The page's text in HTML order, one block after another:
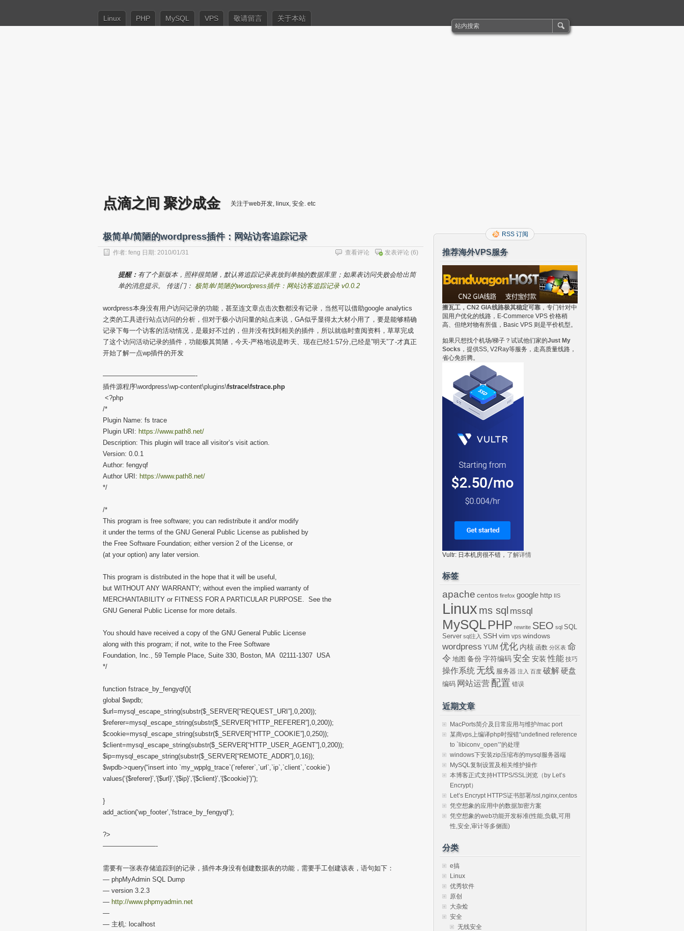
Linux PHP MySQL VPS 敬请留言 关于本站
点滴之间 聚沙成金 关注于web开发, linux, 安全. etc
极简单/简陋的wordpress插件：网站访客追踪记录
作者: feng 日期: 2010/01/31 发表评论 (6)
查看评论
提醒： 有了个新版本，照样很简陋，默认将追踪记录表放到单独的数据库里；如果表访问失败会给出简
单的消息提示。 传送门： 极简单/简陋的wordpress插件：网站访客追踪记录 v0.0.2
wordpress本身没有用户访问记录的功能，甚至连文章点击次数都没有记录，当然可以借助google analytics
之类的工具进行站点访问的分析，但对于极小访问量的站点来说，GA似乎显得太大材小用了，要是能够精确
记录下每一个访客的活动情况，是最好不过的，但并没有找到相关的插件，所以就临时查阅资料，草草完成
了这个访问活动记录的插件，功能极其简陋，今天-严格地说是昨天、现在已经1:57分,已经是”明天”了-才真正
开始了解一点wp插件的开发
——————————————-
插件源程序\wordpress\wp-content\plugins\fstrace\fstrace.php
<?php
/*
Plugin Name: fs trace
Plugin URI: https://www.path8.net/
Description: This plugin will trace all visitor’s visit action.
Version: 0.0.1
Author: fengyqf
Author URI: https://www.path8.net/
*/
/*
This program is free software; you can redistribute it and/or modify
it under the terms of the GNU General Public License as published by
the Free Software Foundation; either version 2 of the License, or
(at your option) any later version.
This program is distributed in the hope that it will be useful,
but WITHOUT ANY WARRANTY; without even the implied warranty of
MERCHANTABILITY or FITNESS FOR A PARTICULAR PURPOSE. See the
GNU General Public License for more details.
You should have received a copy of the GNU General Public License
along with this program; if not, write to the Free Software
Foundation, Inc., 59 Temple Place, Suite 330, Boston, MA 02111-1307 USA
*/
function fstrace_by_fengyqf(){
global $wpdb;
$url=mysql_escape_string(substr($_SERVER[“REQUEST_URI”],0,200));
$referer=mysql_escape_string(substr($_SERVER[“HTTP_REFERER”],0,200));
$cookie=mysql_escape_string(substr($_SERVER[“HTTP_COOKIE”],0,250));
$client=mysql_escape_string(substr($_SERVER[“HTTP_USER_AGENT”],0,200));
$ip=mysql_escape_string(substr($_SERVER[“REMOTE_ADDR”],0,16));
$wpdb->query(“insert into `my_wpplg_trace`(`referer`,`url`,`ip`,`client`,`cookie`)
values(‘{$referer}’,'{$url}’,'{$ip}’,'{$client}’,'{$cookie}’)”);
}
add_action(‘wp_footer’,’fstrace_by_fengyqf’);
?>
————————-
需要有一张表存储追踪到的记录，插件本身没有创建数据表的功能，需要手工创建该表，语句如下：
— phpMyAdmin SQL Dump
— version 3.2.3
— http://www.phpmyadmin.net
—
— 主机: localhost
RSS 订阅
推荐海外VPS服务
搬瓦工，CN2 GIA线路极其稳定可靠 ，专门针对中
国用户优化的线路，E-Commerce VPS 价格稍
高、但绝对物有所值，Basic VPS 则是平价机型。
如果只想找个机场/梯子？试试他们家的Just My
Socks ，提供SS, V2Ray等服务，走高质量线路，
省心免折腾。
Vultr: 日本机房很不错， 了解详情
标签
apache centos firefox google http IIS
Linux ms sql mssql
MySQLPHP rewrite SEO sql SQL
Server sql注入 SSH vim vps windows
wordpress YUM 优化 内核 函数 分区表 命
令 地图 备份 字符编码 安全 安装 性能 技巧
操作系统 无线 服务器 注入 百度 破解硬盘
编码 网站运营 配置 错误
近期文章
MacPorts简介及日常应用与维护/mac port
某商vps上编译php时报错“undefined reference
to `libiconv_open’”的处理
windows下安装zip压缩布的mysql服务器端
MySQL复制设置及相关维护操作
本博客正式支持HTTPS/SSL浏览（by Let’s
Encrypt）
Let’s Encrypt HTTPS证书部署/ssl,nginx,centos
凭空想象的应用中的数据加密方案
凭空想象的web功能开发标准(性能,负载,可用
性,安全,审计等多侧面)
分类
e搞
Linux
优秀软件
原创
大杂烩
安全
无线安全